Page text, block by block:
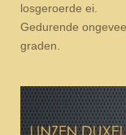
losgeroerde ei.
Gedurende
graden.